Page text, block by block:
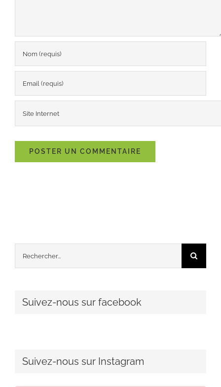
Rechercher:
Suivez-nous sur facebook
Suivez-nous sur Instagram